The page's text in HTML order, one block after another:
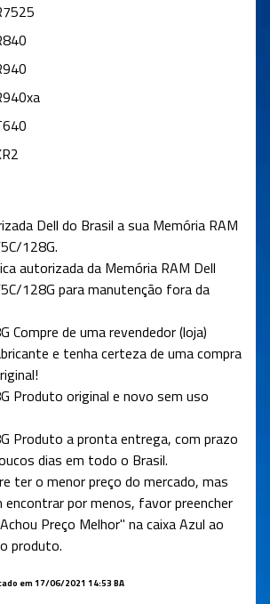
Dell do Brasil a sua Memória RAM
128G.
autorizada da Memória RAM Dell
128G para manutenção fora da
Compre de uma revendedor (loja)
e tenha certeza de uma compra
Produto original e novo sem uso
Produto a pronta entrega, com prazo
dias em todo o Brasil.
ter o menor preço do mercado, mas
por menos, favor preencher
Preço Melhor" na caixa Azul ao
produto.
em 17/06/2021 14:53 BA